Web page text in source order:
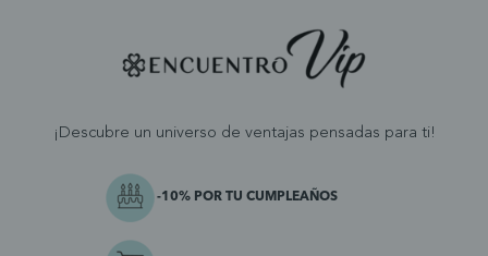
¡Descubre un universo de ventajas pensadas para ti!
-10% POR TU CUMPLEAÑOS